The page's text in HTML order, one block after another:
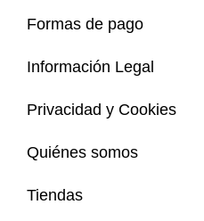
Formas de pago
Información Legal
Privacidad y Cookies
Quiénes somos
Tiendas